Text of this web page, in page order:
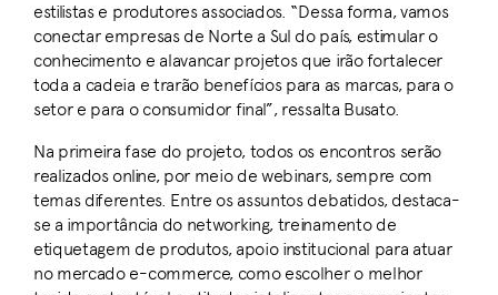
estilistas e produtores associados. “Dessa forma, vamos
conectar empresas de Norte a Sul do país, estimular o
conhecimento e alavancar projetos que irão fortalecer
toda a cadeia e trarão benefícios para as marcas, para o
setor e para o consumidor final”, ressalta Busato.
Na primeira fase do projeto, todos os encontros serão
realizados online, por meio de webinars, sempre com
temas diferentes. Entre os assuntos debatidos, destaca-
se a importância do networking, treinamento de
etiquetagem de produtos, apoio institucional para atuar
no mercado e-commerce, como escolher o melhor